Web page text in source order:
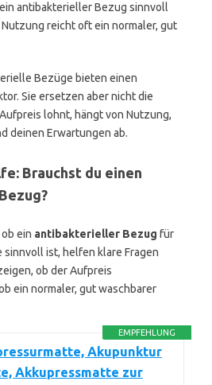
antibakterieller Bezug sinnvoll
reicht oft ein normaler, gut
Bezüge bieten einen
Sie ersetzen aber nicht die
lohnt, hängt von Nutzung,
deinen Erwartungen ab.
Brauchst du einen
ein antibakterieller Bezug für
ist, helfen klare Fragen
ob der Aufpreis
ein normaler, gut waschbarer
EMPFEHLUNG
Akupunktur
Akkupressmatte zur